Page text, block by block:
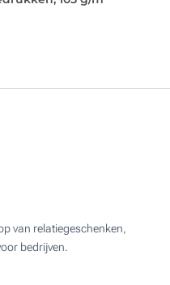
van relatiegeschenken,
bedrijven.